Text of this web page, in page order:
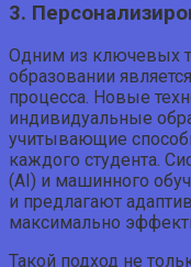
3.
Одним из ключевых
образовании
процесса. Новые
индивидуальные
учитывающие
каждого студента.
(AI) и машинного
и предлагают
максимально
Такой подход не